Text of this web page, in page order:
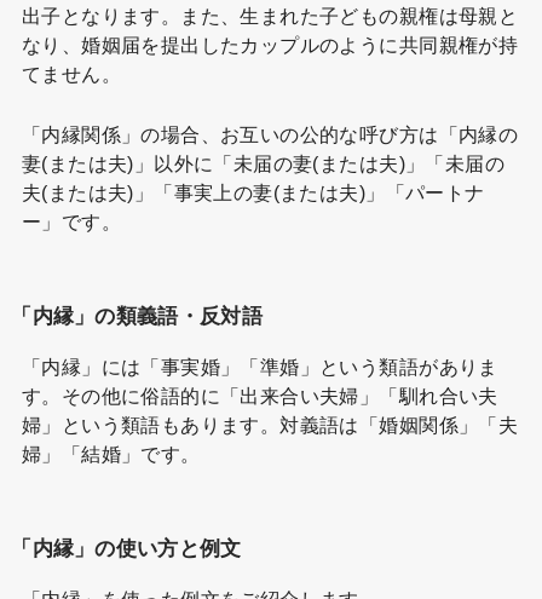
出子となります。また、生まれた子どもの親権は母親と
なり、婚姻届を提出したカップルのように共同親権が持
てません。
「内縁関係」の場合、お互いの公的な呼び方は「内縁の
妻(または夫)」以外に「未届の妻(または夫)」「未届の
夫(または夫)」「事実上の妻(または夫)」「パートナ
ー」です。
「内縁」の類義語・反対語
「内縁」には「事実婚」「準婚」という類語がありま
す。その他に俗語的に「出来合い夫婦」「馴れ合い夫
婦」という類語もあります。対義語は「婚姻関係」「夫
婦」「結婚」です。
「内縁」の使い方と例文